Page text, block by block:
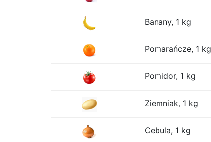
Banany, 1 kg
Pomarańcze, 1 kg
Pomidor, 1 kg
Ziemniak, 1 kg
Cebula, 1 kg